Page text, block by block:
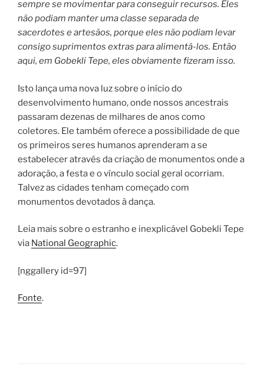
sempre se movimentar para conseguir recursos. Eles
não podiam manter uma classe separada de
sacerdotes e artesãos, porque eles não podiam levar
consigo suprimentos extras para alimentá-los. Então
aqui, em Gobekli Tepe, eles obviamente fizeram isso.
Isto lança uma nova luz sobre o início do
desenvolvimento humano, onde nossos ancestrais
passaram dezenas de milhares de anos como
coletores. Ele também oferece a possibilidade de que
os primeiros seres humanos aprenderam a se
estabelecer através da criação de monumentos onde a
adoração, a festa e o vínculo social geral ocorriam.
Talvez as cidades tenham começado com
monumentos devotados à dança.
Leia mais sobre o estranho e inexplicável Gobekli Tepe
via National Geographic.
[nggallery id=97]
Fonte.